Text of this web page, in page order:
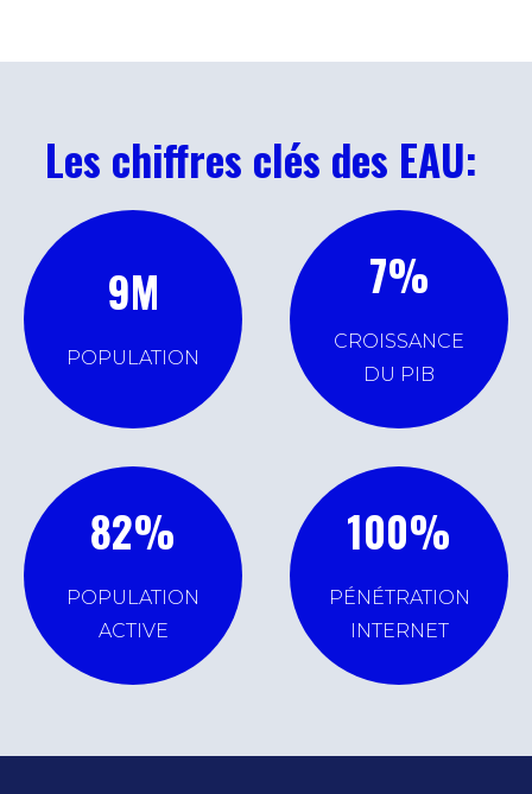
Les chiffres clés des EAU:
9M
POPULATION
7%
CROISSANCE
DU PIB
82%
POPULATION
ACTIVE
100%
PÉNÉTRATION
INTERNET